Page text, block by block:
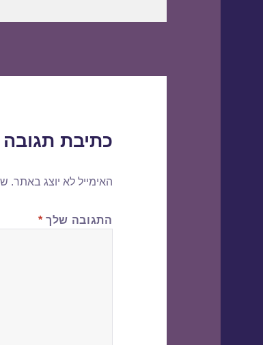
כתיבת תגובה
האימייל לא יוצג באתר.
התגובה שלך *